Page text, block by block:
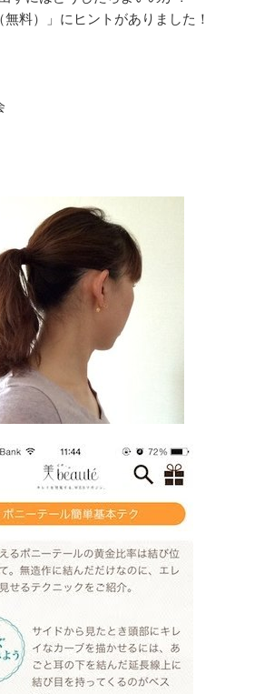
料）」にヒントがありました！